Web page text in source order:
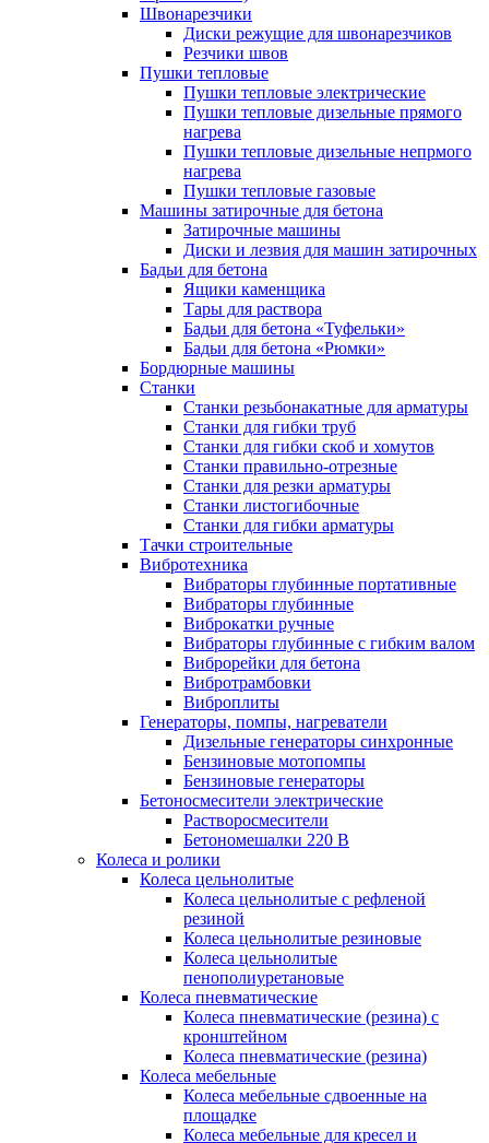
Швонарезчики
Диски режущие для швонарезчиков
Резчики швов
Пушки тепловые
Пушки тепловые электрические
Пушки тепловые дизельные прямого
нагрева
Пушки тепловые дизельные непрмого
нагрева
Пушки тепловые газовые
Машины затирочные для бетона
Затирочные машины
Диски и лезвия для машин затирочных
Бадьи для бетона
Ящики каменщика
Тары для раствора
Бадьи для бетона «Туфельки»
Бадьи для бетона «Рюмки»
Бордюрные машины
Станки
Станки резьбонакатные для арматуры
Станки для гибки труб
Станки для гибки скоб и хомутов
Станки правильно-отрезные
Станки для резки арматуры
Станки листогибочные
Станки для гибки арматуры
Тачки строительные
Вибротехника
Вибраторы глубинные портативные
Вибраторы глубинные
Виброкатки ручные
Вибраторы глубинные с гибким валом
Виброрейки для бетона
Вибротрамбовки
Виброплиты
Генераторы, помпы, нагреватели
Дизельные генераторы синхронные
Бензиновые мотопомпы
Бензиновые генераторы
Бетоносмесители электрические
Растворосмесители
Бетономешалки 220 В
Колеса и ролики
Колеса цельнолитые
Колеса цельнолитые с рефленой
резиной
Колеса цельнолитые резиновые
Колеса цельнолитые
пенополиуретановые
Колеса пневматические
Колеса пневматические (резина) с
кронштейном
Колеса пневматические (резина)
Колеса мебельные
Колеса мебельные сдвоенные на
площадке
Колеса мебельные для кресел и